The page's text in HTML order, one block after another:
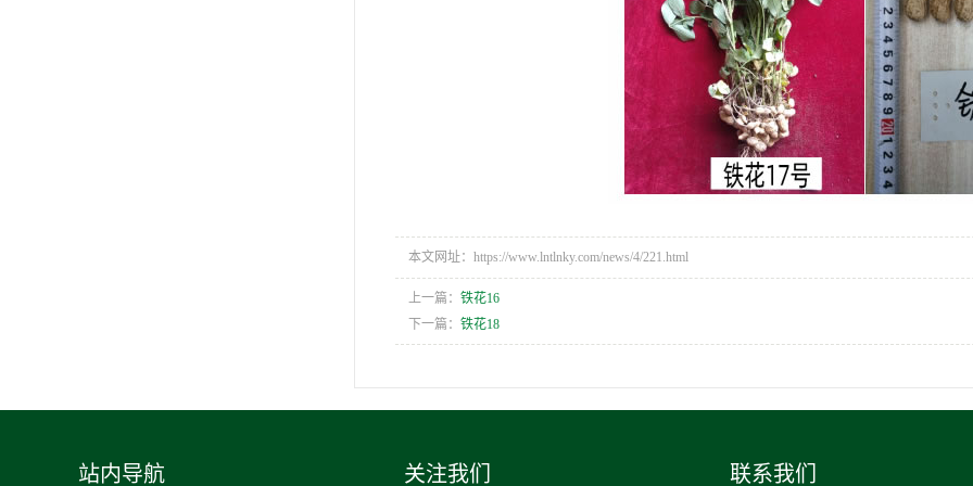
本文网址：https://www.lntlnky.com/news/4/221.html
上一篇：铁花16
下一篇：铁花18
站内导航 关注我们 联系我们